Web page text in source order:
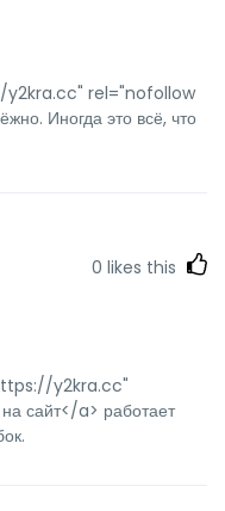
rel="nofollow
Иногда это всё, что
0 likes this
y2kra.cc"
сайт</a> работает